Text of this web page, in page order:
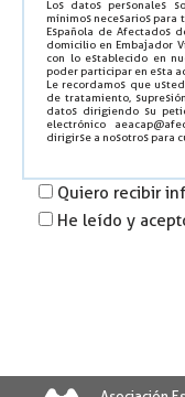
Los datos personales
mínimos necesarios para
Española de Afectados
domicilio en Embajador
con lo establecido en
poder participar en esta
Le recordamos que
de tratamiento,
datos dirigiendo su
electrónico
dirigirse a nosotros para
Quiero recibir
He leído y
Por favor, deja este
Por favor, deja este
Por favor, deja este
Por favor, deja este
Por favor, deja este
Por favor, deja este